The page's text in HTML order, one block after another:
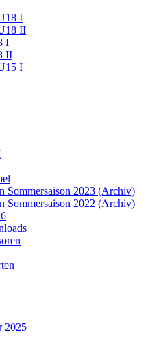
I
II
I
II
I
Sommersaison 2023 (Archiv)
Sommersaison 2022 (Archiv)
2025